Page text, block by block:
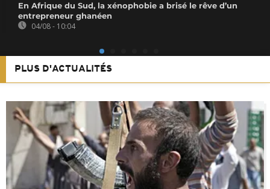
En Afrique du Sud, la xénophobie a brisé le rêve d’un
entrepreneur ghanéen
04/08 - 10:04
PLUS D'ACTUALITÉS